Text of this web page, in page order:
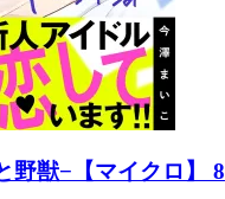
野獣−【マイクロ】 8